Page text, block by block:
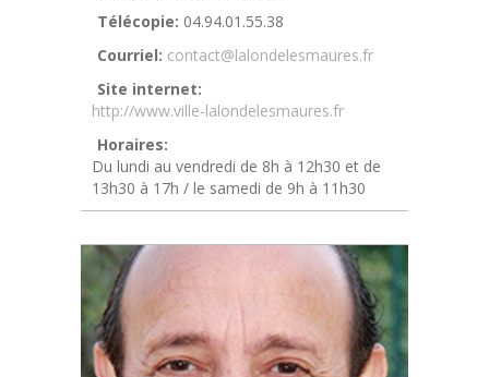
Télécopie: 04.94.01.55.38
Courriel: contact@lalondelesmaures.fr
Site internet:
http://www.ville-lalondelesmaures.fr
Horaires:
Du lundi au vendredi de 8h à 12h30 et de
13h30 à 17h / le samedi de 9h à 11h30